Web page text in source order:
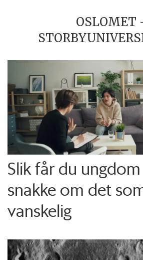
OSLOMET
Slik får du
snakke om det
vanskelig